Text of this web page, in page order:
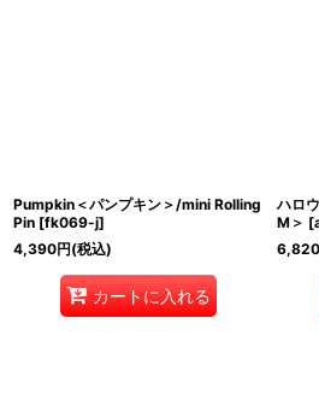
Pumpkin＜パンプキン＞/mini Rolling
Pin [fk069-j]
4,390円(税込)
カートに入れる
ハロ
M＞ [
6,820